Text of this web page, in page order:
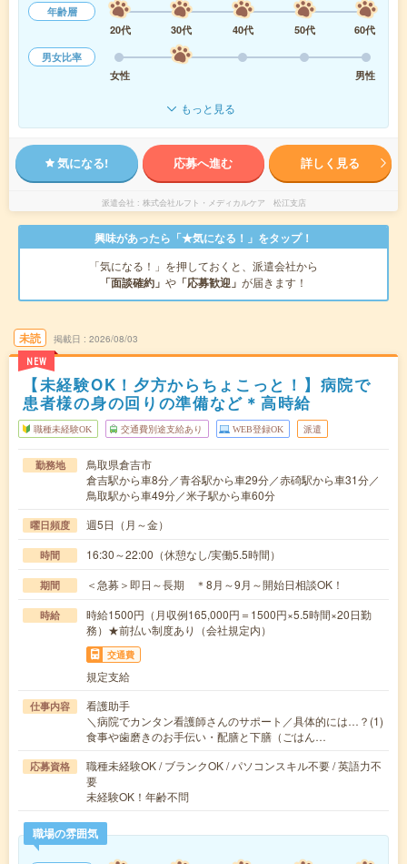
年齢層
20代
30代 40代 50代
60代
男女比率
女性
男性
もっと見る
気になる! 応募へ進む 詳しく見る
派遣会社 株式会社ルフト・メディカルケア 松江支店
興味があったら「★気になる！」をタップ！
「気になる！」を押しておくと、派遣会社から
「面談確約」 や 「応募歓迎」 が届きます！
未読
NEW
掲載日 2026/08/03
【未経験OK！夕方からちょこっと！】病院で
患者様の身の回りの準備など＊高時給
職種未経験OK 交通費別途支給あり WEB登録OK 派遣
勤務地
鳥取県倉吉市
倉吉駅から車8分／青谷駅から車29分／赤碕駅から車31分／
鳥取駅から車49分／米子駅から車60分
曜日頻度 週5日（月～金）
時間 16:30～22:00（休憩なし/実働5.5時間）
期間 ＜急募＞即日～長期 ＊8月～9月～開始日相談OK！
時給
時給1500円（月収例165,000円＝1500円×5.5時間×20日勤
務）★前払い制度あり（会社規定内）
交通費
規定支給
仕事内容
看護助手
＼病院でカンタン看護師さんのサポート／具体的には…？(1)
食事や歯磨きのお手伝い・配膳と下膳（ごはん…
応募資格
職種未経験OK / ブランクOK / パソコンスキル不要 / 英語力不
要
未経験OK！年齢不問
職場の雰囲気